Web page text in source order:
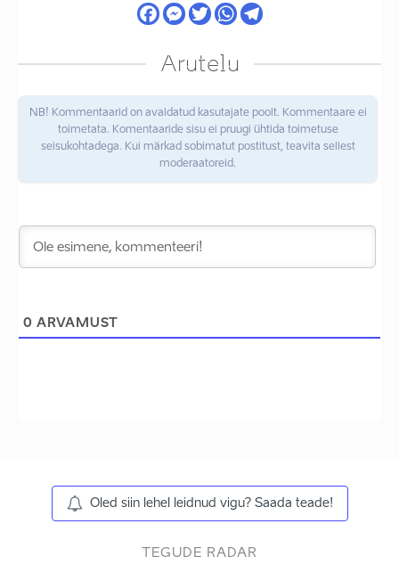
Arutelu
NB! Kommentaarid on avaldatud kasutajate poolt. Kommentaare ei
toimetata. Komentaaride sisu ei pruugi ühtida toimetuse
seisukohtadega. Kui märkad sobimatut postitust, teavita sellest
moderaatoreid.
0 ARVAMUST
Oled siin lehel leidnud vigu? Saada teade!
TEGUDE RADAR